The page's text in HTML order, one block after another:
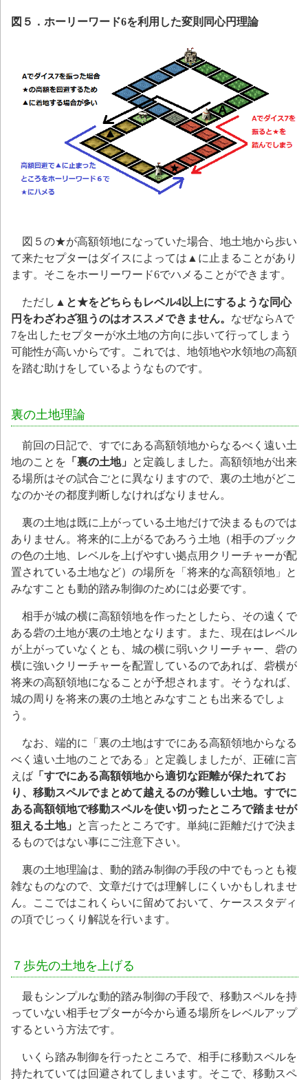
図５．ホーリーワード6を利用した変則同心円理論
図５の★が高額領地になっていた場合、地土地から歩い
て来たセプターはダイスによっては▲に止まることがあり
ます。そこをホーリーワード6でハメることができます。
ただし ▲と★をどちらもレベル4以上にするような同心
円をわざわざ狙うのはオススメできません。 なぜならAで
7を出したセプターが水土地の方向に歩いて行ってしまう
可能性が高いからです。これでは、地領地や水領地の高額
を踏む助けをしているようなものです。
裏の土地理論
前回の日記で、すでにある高額領地からなるべく遠い土
地のことを 「裏の土地」
と定義しました。高額領地が出来
る場所はその試合ごとに異なりますので、裏の土地がどこ
なのかその都度判断しなければなりません。
裏の土地は既に上がっている土地だけで決まるものでは
ありません。将来的に上がるであろう土地（相手のブック
の色の土地、レベルを上げやすい拠点用クリーチャーが配
置されている土地など）の場所を「将来的な高額領地」と
みなすことも動的踏み制御のためには必要です。
相手が城の横に高額領地を作ったとしたら、その遠くで
ある砦の土地が裏の土地となります。また、 現在はレベル
が上がっていなくとも、城の横に弱いクリーチャー、砦の
横に強いクリーチャーを配置しているのであれば、砦横が
将来の高額領地になることが予想されます。そうなれば、
城の周りを将来の裏の土地とみなすことも出来るでしょ
う。
なお、端的に「裏の土地はすでにある高額領地からなる
べく遠い土地のことである」と定義しましたが、正確に言
えば 「すでにある高額領地から適切な距離が保たれてお
り、移動スペルでまとめて越えるのが難しい土地。すでに
ある高額領地で移動スペルを使い切ったところで踏ませが
狙える土地」
と言ったところです。単純に距離だけで決ま
るものではない事にご注意下さい。
裏の土地理論は、動的踏み制御の手段の中でもっとも複
雑なものなので、文章だけでは理解しにくいかもしれませ
ん。ここではこれくらいに留めておいて、ケーススタディ
の項でじっくり解説を行います。
７歩先の土地を上げる
最もシンプルな動的踏み制御の手段で、移動スペルを持
っていない相手セプターが今から通る場所をレベルアップ
するという方法です。
いくら踏み制御を行ったところで、相手に移動スペルを
持たれていては回避されてしまいます。そこで、移動スペ